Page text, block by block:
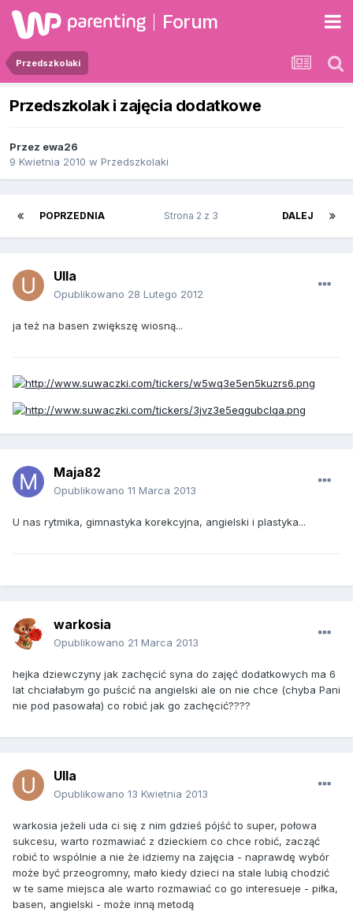
Forum
Przedszkolaki
Przedszkolak i zajęcia dodatkowe
Przez ewa26
9 Kwietnia 2010 w Przedszkolaki
POPRZEDNIA DALEJ
Strona 2 z 3
Ulla
Opublikowano 28 Lutego 2012
ja też na basen zwiększę wiosną...
Maja82
Opublikowano 11 Marca 2013
U nas rytmika, gimnastyka korekcyjna, angielski i plastyka...
warkosia
Opublikowano 21 Marca 2013
hejka dziewczyny jak zachęcić syna do zajęć dodatkowych ma 6
lat chciałabym go puścić na angielski ale on nie chce (chyba Pani
nie pod pasowała) co robić jak go zachęcić????
Ulla
Opublikowano 13 Kwietnia 2013
warkosia jeżeli uda ci się z nim gdzieś pójść to super, połowa
sukcesu, warto rozmawiać z dzieckiem co chce robić, zacząć
robić to wspólnie a nie że idziemy na zajęcia - naprawdę wybór
może być przeogromny, mało kiedy dzieci na stale lubią chodzić
w te same miejsca ale warto rozmawiać co go interesueje - piłka,
basen, angielski - może inną metodą